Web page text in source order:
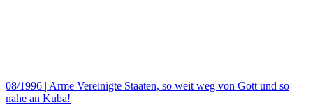
08/1996 | Arme Vereinigte Staaten, so weit weg von Gott und so
nahe an Kuba!